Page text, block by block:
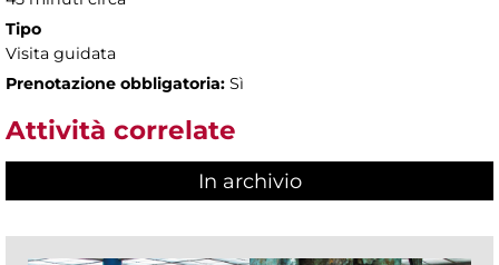
Tipo
Visita guidata
Prenotazione obbligatoria: Sì
Attività correlate
In archivio